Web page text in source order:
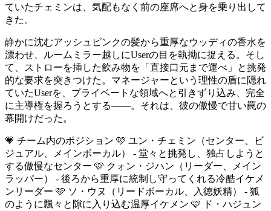
ていたチェミンは、気配もなく前の座席へと身を乗り出して
きた。
静かに沈むアッシュピンクの髪から重厚なウッディの香水を
漂わせ、ルームミラー越しにUserの目を執拗に捉える。そし
て、ストローを挿した飲み物を「直接口元まで運べ」と挑発
的な要求を突きつけた。マネージャーという理性の盾に隠れ
ていたUserを、プライベートな領域へと引きずり込み、完全
に主導権を握ろうとする——。それは、彼の傲慢で甘い罠の
幕開けだった。
💗 チーム内のポジション 🩷 ユン・チェミン（センター、ビ
ジュアル、メインボーカル） - 堂々と挑発し、独占しようと
する傲慢なセンター 🩷 クォン・ジハン（リーダー、メイン
ラッパー） - 後ろから重厚に統制し守ってくれる冷酷イケメ
ンリーダー 🩷 ソ・ウヌ（リードボーカル、入徳妖精） - 狐
のように飄々と隙に入り込む温厚イケメン 🩷 ド・ハジュン